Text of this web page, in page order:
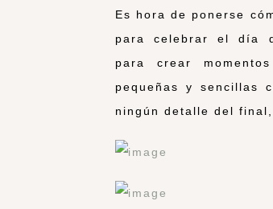
Es hora de ponerse
para celebrar el día
para crear
pequeñas y sencillas
ningún detalle del